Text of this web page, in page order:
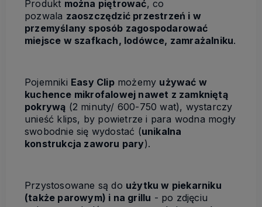
Produkt można piętrować, co
pozwala zaoszczędzić przestrzeń i w
przemyślany sposób zagospodarować
miejsce w szafkach, lodówce, zamrażalniku.
Pojemniki Easy Clipmożemy używać w
kuchence mikrofalowej nawet z zamkniętą
pokrywą (2 minuty/ 600-750 wat), wystarczy
unieść klips, by powietrze i para wodna mogły
swobodnie się wydostać (unikalna
konstrukcja zaworu pary).
Przystosowane są do użytku w piekarniku
(także parowym) i na grillu - po zdjęciu